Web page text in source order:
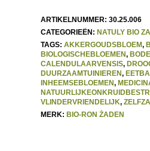
ARTIKELNUMMER: 30.25.006
CATEGORIEËN: NATULY BIO
TAGS: AKKERGOUDSBLOEM,
BIOLOGISCHEBLOEMEN,
CALENDULAARVENSIS,
DUURZAAMTUINIEREN,
INHEEMSEBLOEMEN,
VLINDERVRIENDELIJK,
MERK: BIO-RON ŻADEN